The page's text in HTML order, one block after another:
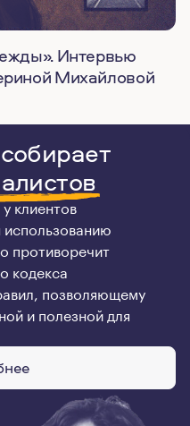
Интервью
Михайловой
клиентов
использованию
противоречит
кодекса
позволяющему
и полезной для